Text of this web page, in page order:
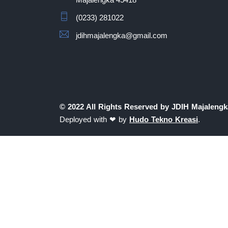
(0233) 281022
jdihmajalengka@gmail.com
© 2022 All Rights Reserved by JDIH
Deployed with ❤ by Hudo Tekno Kreasi.